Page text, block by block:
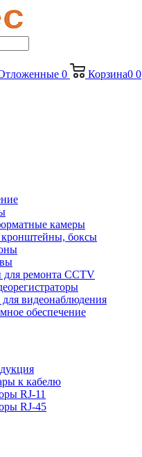
0 Корзина0 0
камеры
боксы
для ремонта CCTV
видеонаблюдения
обеспечение
к кабелю
RJ-11
RJ-45